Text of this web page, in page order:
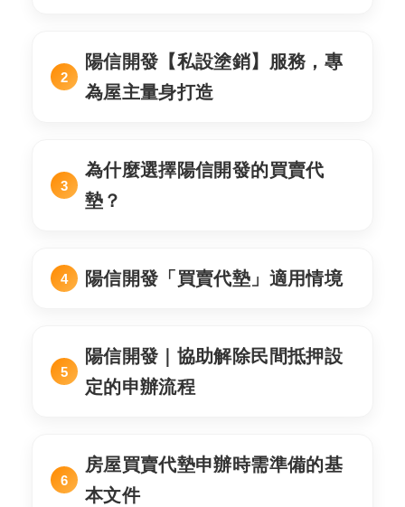
陽信開發【私設塗銷】服務，專
為屋主量身打造
為什麼選擇陽信開發的買賣代
墊？
陽信開發「買賣代墊」適用情境
陽信開發｜協助解除民間抵押設
定的申辦流程
房屋買賣代墊申辦時需準備的基
本文件